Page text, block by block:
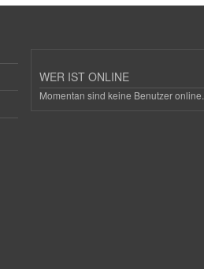
WER IST ONLINE
Momentan sind keine Benutzer online.